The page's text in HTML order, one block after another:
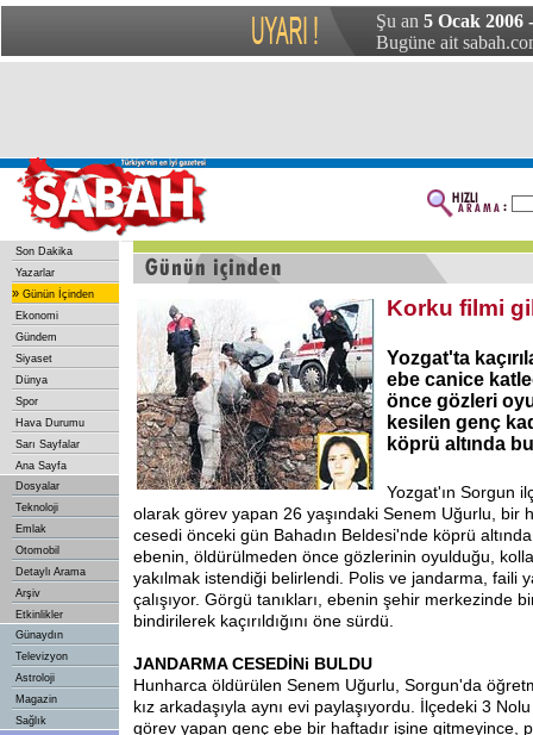
Şu an 5 Ocak 2006
Bugüne ait
Son Dakika
Yazarlar
» Günün İçinden
Ekonomi
Gündem
Siyaset
Dünya
Spor
Hava Durumu
Sarı Sayfalar
Ana Sayfa
Dosyalar
Teknoloji
Emlak
Otomobil
Detaylı Arama
Arşiv
Etkinlikler
Günaydın
Televizyon
Astroloji
Magazin
Sağlık
Korku filmi
Yozgat'ta
ebe canice
önce gözleri
kesilen genç
köprü altında
Yozgat'ın Sorgun
olarak görev yapan 26 yaşındaki Senem Uğurlu, bir
cesedi önceki gün Bahadın Beldesi'nde köprü
ebenin, öldürülmeden önce gözlerinin oyulduğu,
yakılmak istendiği belirlendi. Polis ve jandarma, faili
çalışıyor. Görgü tanıkları, ebenin şehir merkezinde
bindirilerek kaçırıldığını öne sürdü.
JANDARMA CESEDİNi BULDU
Hunharca öldürülen Senem Uğurlu, Sorgun'da
kız arkadaşıyla aynı evi paylaşıyordu. İlçedeki 3
görev yapan genç ebe bir haftadır işine gitmeyince,